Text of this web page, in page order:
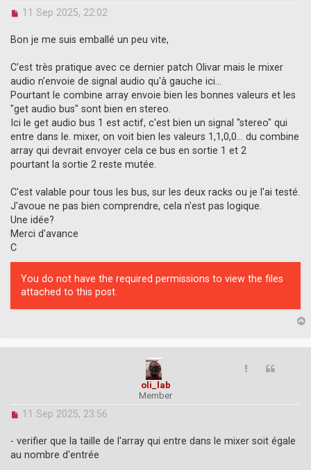
U
r
d
p
o
s
t
11 Sep 2025, 22:02
Bon je me suis emballé un peu vite,
C'est très pratique avec ce dernier patch Olivar mais le mixer
audio n'envoie de signal audio qu'à gauche ici...
Pourtant le combine array envoie bien les bonnes valeurs et les
"get audio bus" sont bien en stereo.
Ici le get audio bus 1 est actif, c'est bien un signal "stereo" qui
entre dans le. mixer, on voit bien les valeurs 1,1,0,0... du combine
array qui devrait envoyer cela ce bus en sortie 1 et 2
pourtant la sortie 2 reste mutée.
C'est valable pour tous les bus, sur les deux racks ou je l'ai testé.
J'avoue ne pas bien comprendre, cela n'est pas logique.
Une idée?
Merci d'avance
C
You do not have the required permissions to view the files
attached to this post.
oli_lab
Member
U
r
a
11 Sep 2025, 23:56
- verifier que la taille de l'array qui entre dans le mixer soit égale
au nombre d'entrée